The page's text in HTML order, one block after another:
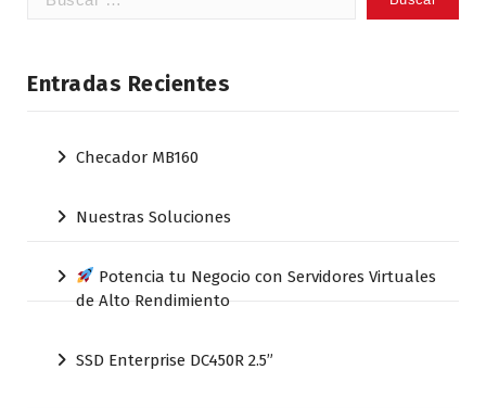
Entradas Recientes
Checador MB160
Nuestras Soluciones
Potencia tu Negocio con Servidores Virtuales
de Alto Rendimiento
SSD Enterprise DC450R 2.5”